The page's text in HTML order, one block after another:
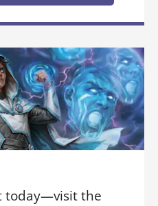
today—visit the